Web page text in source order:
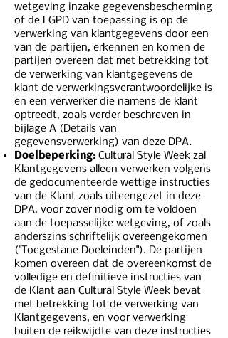
wetgeving inzake gegevensbescherming
of de LGPD van toepassing is op de
verwerking van klantgegevens door een
van de partijen, erkennen en komen de
partijen overeen dat met betrekking tot
de verwerking van klantgegevens de
klant de verwerkingsverantwoordelijke is
en een verwerker die namens de klant
optreedt, zoals verder beschreven in
bijlage A (Details van
gegevensverwerking) van deze DPA.
Doelbeperking: Cultural Style Week zal
Klantgegevens alleen verwerken volgens
de gedocumenteerde wettige instructies
van de Klant zoals uiteengezet in deze
DPA, voor zover nodig om te voldoen
aan de toepasselijke wetgeving, of zoals
anderszins schriftelijk overeengekomen
("Toegestane Doeleinden"). De partijen
komen overeen dat de overeenkomst de
volledige en definitieve instructies van
de Klant aan Cultural Style Week bevat
met betrekking tot de verwerking van
Klantgegevens, en voor verwerking
buiten de reikwijdte van deze instructies